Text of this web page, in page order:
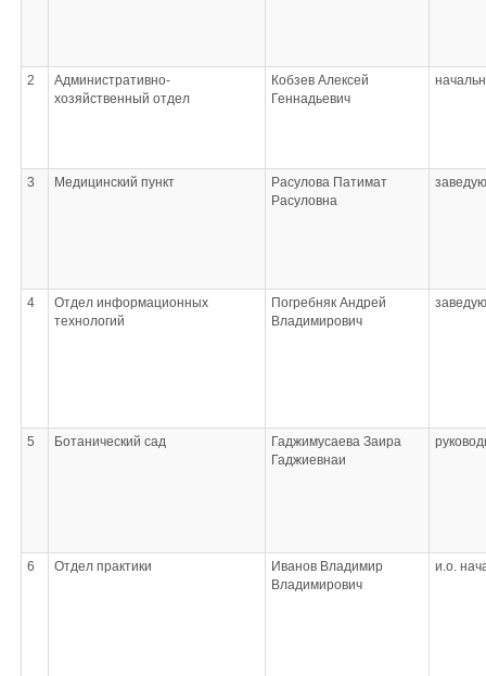
2
Административно-
хозяйственный отдел
Кобзев Алексей
Геннадьевич
3 Медицинский пункт
Расулова Патимат
Расуловна
4
Отдел информационных
технологий
Погребняк Андрей
Владимирович
5 Ботанический сад
Гаджимусаева Заира
Гаджиевнаи
6 Отдел практики
Иванов Владимир
Владимирович
и.о.